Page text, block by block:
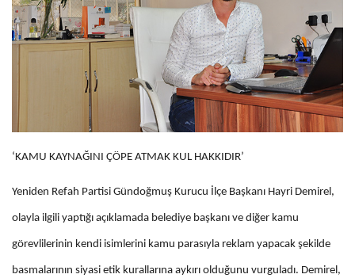
‘KAMU KAYNAĞINI ÇÖPE ATMAK KUL HAKKIDIR’
Yeniden Refah Partisi Gündoğmuş Kurucu İlçe Başkanı Hayri Demirel,
olayla ilgili yaptığı açıklamada belediye başkanı ve diğer kamu
görevlilerinin kendi isimlerini kamu parasıyla reklam yapacak şekilde
basmalarının siyasi etik kurallarına aykırı olduğunu vurguladı. Demirel,